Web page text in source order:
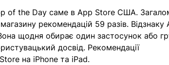
of the Day саме в App Store США.
рекомендацій 59 разів.
щодня обирає один застосунок або
досвід. Рекомендації
на iPhone та iPad.